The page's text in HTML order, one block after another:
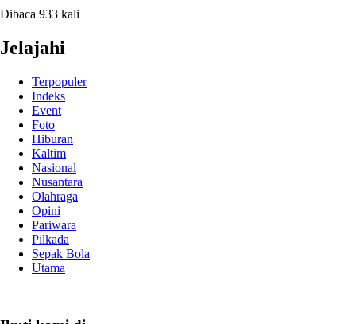
Dibaca 933 kali
Jelajahi
Terpopuler
Indeks
Event
Foto
Hiburan
Kaltim
Nasional
Nusantara
Olahraga
Opini
Pariwara
Pilkada
Sepak Bola
Utama